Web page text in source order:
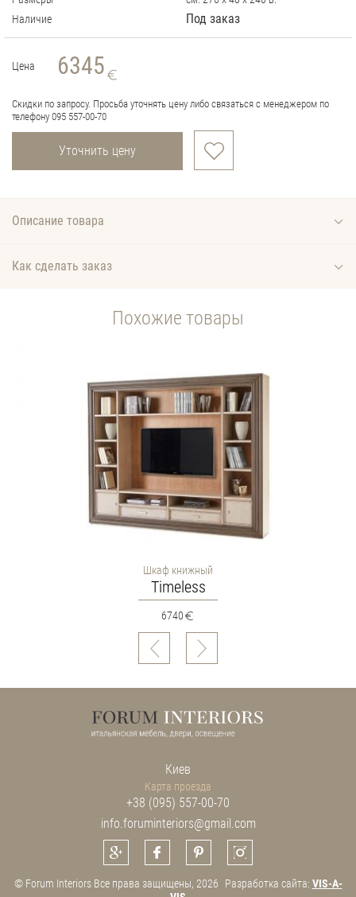
Наличие
Под заказ
Цена 6345
Скидки по запросу. Просьба уточнять цену либо связаться с менеджером по
телефону 095 557-00-70
Уточнить цену
Описание товара
Как сделать заказ
Похожие товары
Шкаф книжный
Timeless
6740
Киев
Карта проезда
+38 (095) 557-00-70
info.foruminteriors@gmail.com
© Forum Interiors Все права защищены, 2026 Разработка сайта: VIS-A-